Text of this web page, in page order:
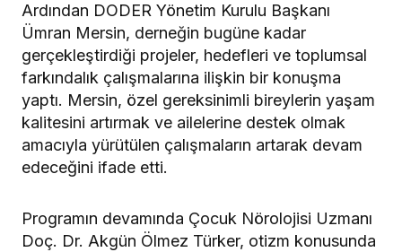
Ardından DODER Yönetim Kurulu Başkanı
Ümran Mersin, derneğin bugüne kadar
gerçekleştirdiği projeler, hedefleri ve toplumsal
farkındalık çalışmalarına ilişkin bir konuşma
yaptı. Mersin, özel gereksinimli bireylerin yaşam
kalitesini artırmak ve ailelerine destek olmak
amacıyla yürütülen çalışmaların artarak devam
edeceğini ifade etti.
Programın devamında Çocuk Nörolojisi Uzmanı
Doç. Dr. Akgün Ölmez Türker, otizm konusunda